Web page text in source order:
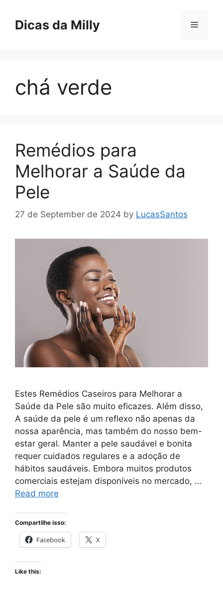
contentDicas da Milly Menu
chá verde
Remédios para
Melhorar a Saúde da
Pele
27 de September de 2024 by LucasSantos
Estes Remédios Caseiros para Melhorar a
Saúde da Pele são muito eficazes. Além disso,
A saúde da pele é um reflexo não apenas da
nossa aparência, mas também do nosso bem-
estar geral. Manter a pele saudável e bonita
requer cuidados regulares e a adoção de
hábitos saudáveis. Embora muitos produtos
comerciais estejam disponíveis no mercado, …
Read more
Compartilhe isso:
Facebook X
Like this: